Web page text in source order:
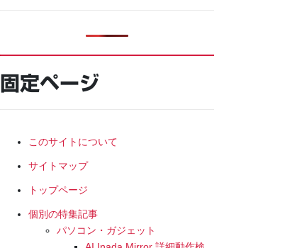
固定ページ
このサイトについて
サイトマップ
トップページ
個別の特集記事
パソコン・ガジェット